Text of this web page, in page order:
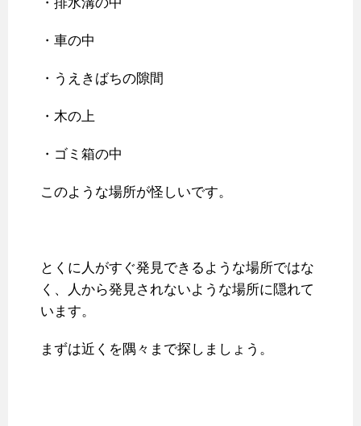
・車の中
・うえきばちの隙間
・木の上
・ゴミ箱の中
このような場所が怪しいです。
とくに人がすぐ発見できるような場所ではな
く、人から発見されないような場所に隠れて
います。
まずは近くを隅々まで探しましょう。